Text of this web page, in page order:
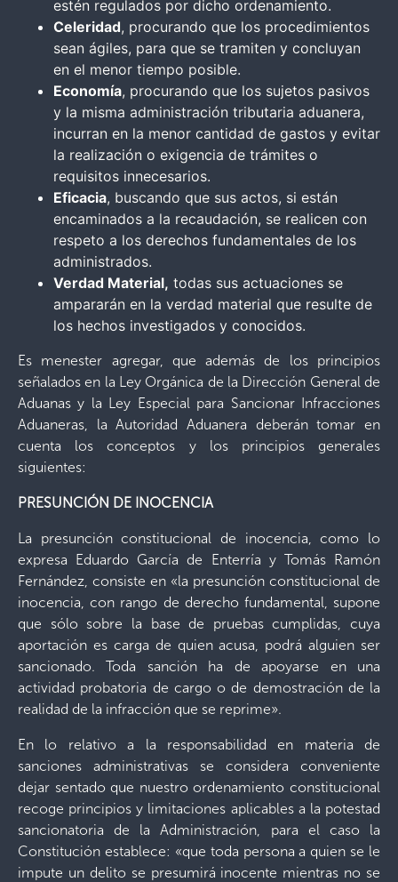
estén regulados por dicho ordenamiento.
Celeridad, procurando que los procedimientos
sean ágiles, para que se tramiten y concluyan
en el menor tiempo posible.
Economía, procurando que los sujetos pasivos
y la misma administración tributaria aduanera,
incurran en la menor cantidad de gastos y evitar
la realización o exigencia de trámites o
requisitos innecesarios.
Eficacia, buscando que sus actos, si están
encaminados a la recaudación, se realicen con
respeto a los derechos fundamentales de los
administrados.
Verdad Material, todas sus actuaciones se
ampararán en la verdad material que resulte de
los hechos investigados y conocidos.
Es menester agregar, que además de los principios
señalados en la Ley Orgánica de la Dirección General de
Aduanas y la Ley Especial para Sancionar Infracciones
Aduaneras, la Autoridad Aduanera deberán tomar en
cuenta los conceptos y los principios generales
siguientes:
PRESUNCIÓN DE INOCENCIA
La presunción constitucional de inocencia, como lo
expresa Eduardo García de Enterría y Tomás Ramón
Fernández, consiste en «la presunción constitucional de
inocencia, con rango de derecho fundamental, supone
que sólo sobre la base de pruebas cumplidas, cuya
aportación es carga de quien acusa, podrá alguien ser
sancionado. Toda sanción ha de apoyarse en una
actividad probatoria de cargo o de demostración de la
realidad de la infracción que se reprime».
En lo relativo a la responsabilidad en materia de
sanciones administrativas se considera conveniente
dejar sentado que nuestro ordenamiento constitucional
recoge principios y limitaciones aplicables a la potestad
sancionatoria de la Administración, para el caso la
Constitución establece: «que toda persona a quien se le
impute un delito se presumirá inocente mientras no se